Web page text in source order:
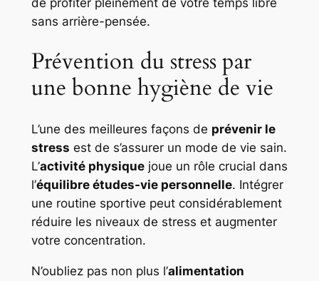
sans arrière-pensée.
Prévention du stress par
une bonne hygiène de vie
L’une des meilleures façons de prévenir le
stress est de s’assurer un mode de vie sain.
L’activité physiquejoue un rôle crucial dans
l’équilibre études-vie personnelle. Intégrer
une routine sportive peut considérablement
réduire les niveaux de stress et augmenter
votre concentration.
N’oubliez pas non plus l’alimentation